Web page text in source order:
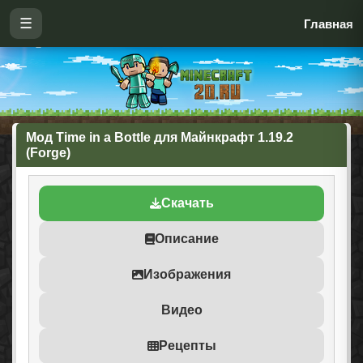
☰ Главная
Мод Time in a Bottle для Майнкрафт 1.19.2
(Forge)
Скачать
Описание
Изображения
Видео
Рецепты